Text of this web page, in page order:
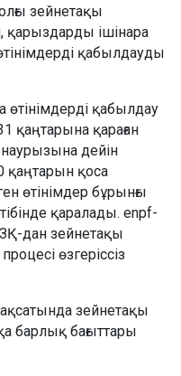
зейнетақы
қарыздарды ішінара
қабылдауды
қабылдау
қараған
дейін
қоса
өтінімдер бұрынғы
қаралады. enpf-
дан зейнетақы
өзгеріссіз
зейнетақы
барлық бағыттары